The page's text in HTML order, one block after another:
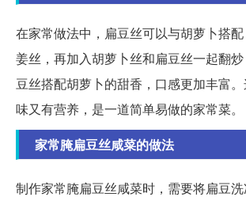
在家常做法中，扁豆丝可以与胡萝卜搭
姜丝，再加入胡萝卜丝和扁豆丝一起翻
豆丝搭配胡萝卜的甜香，口感更加丰富
味又有营养，是一道简单易做的家常菜。
家常腌扁豆丝咸菜的做法
制作家常腌扁豆丝咸菜时，需要将扁豆洗